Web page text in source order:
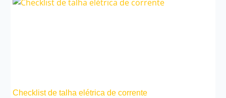
Checklist de talha elétrica de corrente